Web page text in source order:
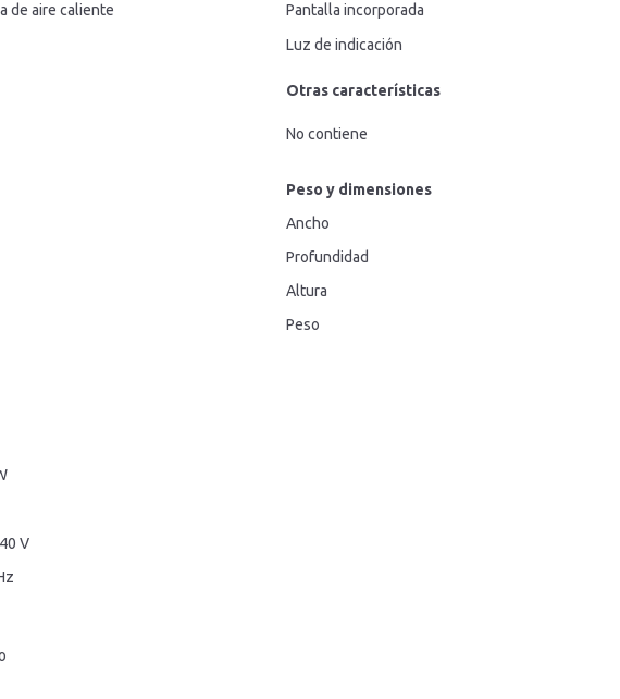
de aire caliente
V
Pantalla incorporada
Luz de indicación
Otras características
No contiene
Peso y dimensiones
Ancho
Profundidad
Altura
Peso